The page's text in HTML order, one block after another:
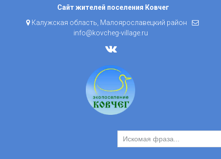
Skip
content
Сайт жителей поселения Ковчег
Калужская область, Малоярославецкий район
info@kovcheg-village.ru